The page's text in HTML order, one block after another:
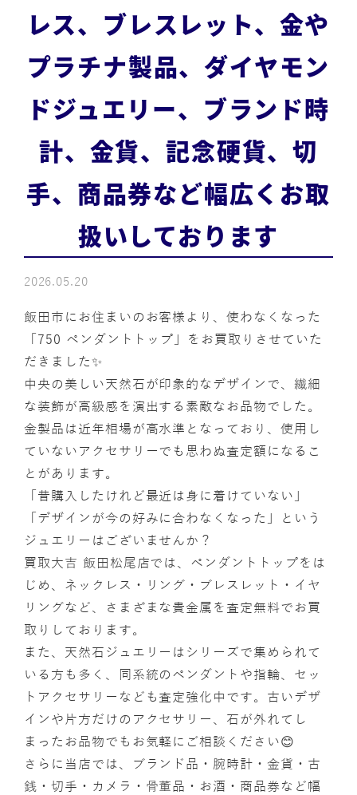
レス、ブレスレット、金や
プラチナ製品、ダイヤモン
ドジュエリー、ブランド時
計、金貨、記念硬貨、切
手、商品券など幅広くお取
扱いしております
2026.05.20
飯田市にお住まいのお客様より、使わなくなった
「750 ペンダントトップ」をお買取りさせていた
だきました✨
中央の美しい天然石が印象的なデザインで、繊細
な装飾が高級感を演出する素敵なお品物でした。
金製品は近年相場が高水準となっており、使用し
ていないアクセサリーでも思わぬ査定額になるこ
とがあります。
「昔購入したけれど最近は身に着けていない」
「デザインが今の好みに合わなくなった」という
ジュエリーはございませんか？
買取大吉 飯田松尾店では、ペンダントトップをは
じめ、ネックレス・リング・ブレスレット・イヤ
リングなど、さまざまな貴金属を査定無料でお買
取りしております。
また、天然石ジュエリーはシリーズで集められて
いる方も多く、同系統のペンダントや指輪、セッ
トアクセサリーなども査定強化中です。古いデザ
インや片方だけのアクセサリー、石が外れてし
まったお品物でもお気軽にご相談ください😊
さらに当店では、ブランド品・腕時計・金貨・古
銭・切手・カメラ・骨董品・お酒・商品券など幅